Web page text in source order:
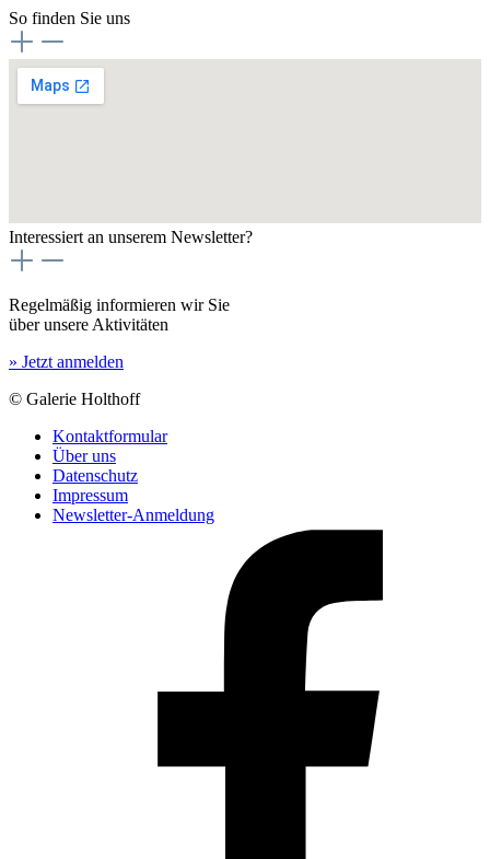
So finden Sie uns
Interessiert an unserem Newsletter?
Regelmäßig informieren wir Sie
über unsere Aktivitäten
» Jetzt anmelden
© Galerie Holthoff
Kontaktformular
Über uns
Datenschutz
Impressum
Newsletter-Anmeldung